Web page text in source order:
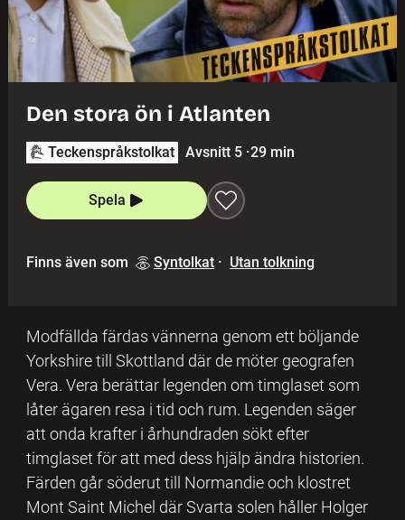
Den stora ön i Atlanten
Teckenspråkstolkat Avsnitt 5 ·29 min
Spela
Finns även som Syntolkat · Utan tolkning
Modfällda färdas vännerna genom ett böljande
Yorkshire till Skottland där de möter geografen
Vera. Vera berättar legenden om timglaset som
låter ägaren resa i tid och rum. Legenden säger
att onda krafter i århundraden sökt efter
timglaset för att med dess hjälp ändra historien.
Färden går söderut till Normandie och klostret
Mont Saint Michel där Svarta solen håller Holger